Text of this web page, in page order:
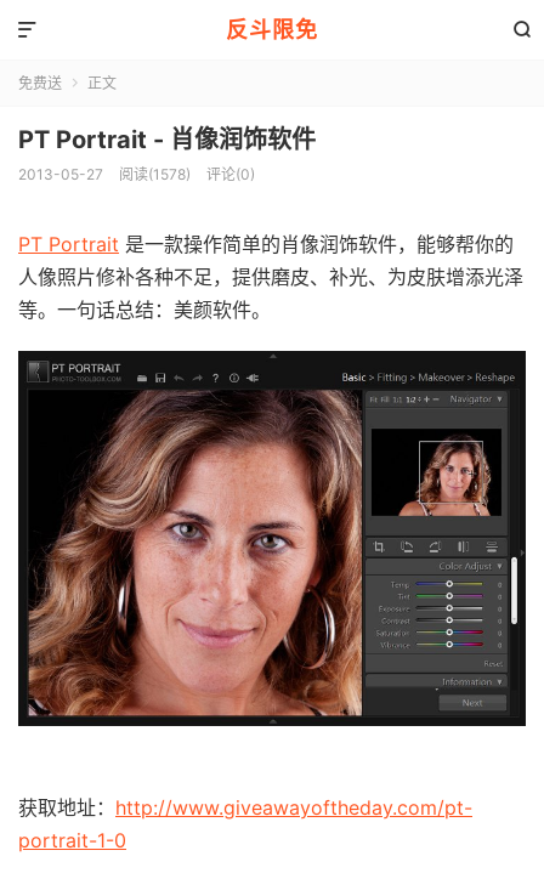
反斗限免 

免费送  正文
PT Portrait - 肖像润饰软件
2013-05-27 阅读(1578) 评论(0)
PT Portrait 是一款操作简单的肖像润饰软件，能够帮你的
人像照片修补各种不足，提供磨皮、补光、为皮肤增添光泽
等。一句话总结：美颜软件。
获取地址： http://www.giveawayoftheday.com/pt-
portrait-1-0